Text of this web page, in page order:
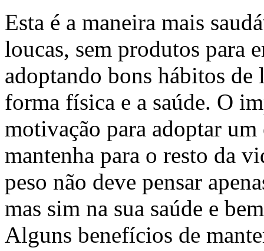
Esta é a maneira mais
loucas, sem produtos para
adoptando bons hábitos
forma física e a saúde. O
motivação para adoptar
mantenha para o resto da
peso não deve pensar
mas sim na sua saúde e
Alguns benefícios de